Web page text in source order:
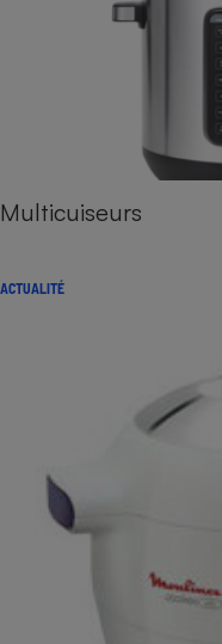
Multicuiseurs
ACTUALITÉ